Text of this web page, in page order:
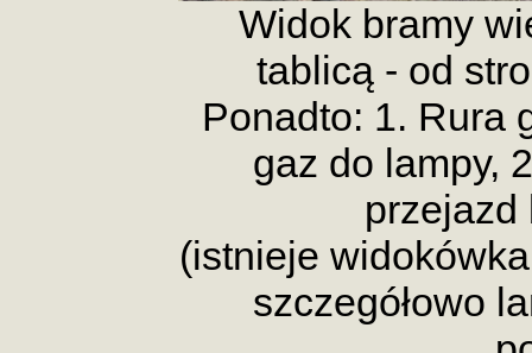
Widok bramy
tablicą - od
Ponadto: 1. Rura
gaz do lampy,
przejazd
(istnieje
szczegółowo